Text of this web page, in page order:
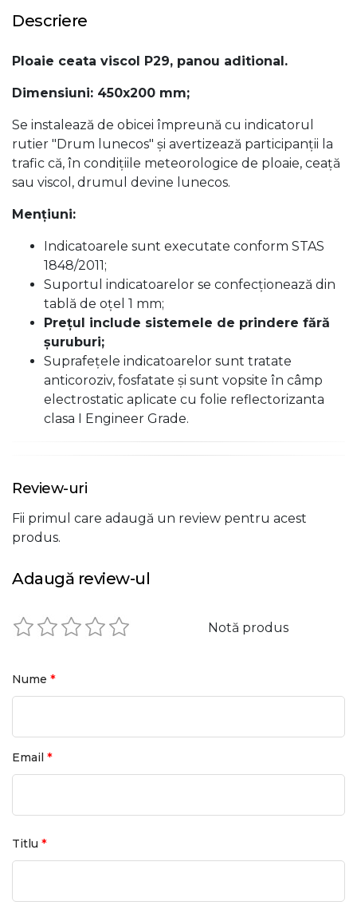
Descriere
Ploaie ceata viscol P29, panou aditional.
Dimensiuni: 450x200 mm;
Se instalează de obicei împreună cu indicatorul
rutier "Drum lunecos" și avertizează participanții la
trafic că, în condițiile meteorologice de ploaie, ceață
sau viscol, drumul devine lunecos.
Menţiuni:
Indicatoarele sunt executate conform STAS
1848/2011;
Suportul indicatoarelor se confecţionează din
tablă de oţel 1 mm;
Preţul include sistemele de prindere fără
şuruburi;
Suprafeţele indicatoarelor sunt tratate
anticoroziv, fosfatate şi sunt vopsite în câmp
electrostatic aplicate cu folie reflectorizanta
clasa I Engineer Grade.
Review-uri
Fii primul care adaugă un review pentru acest
produs.
Adaugă review-ul
Notă produs
Nume *
Email *
Titlu *